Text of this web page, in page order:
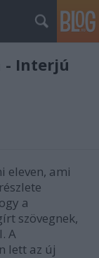
- Interjú
eleven, ami
a
szövegnek,
A
lett az új